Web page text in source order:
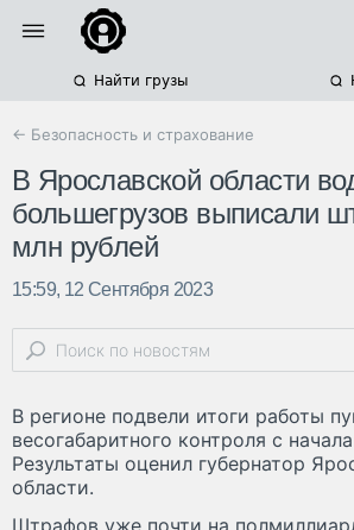
Найти грузы
← Безопасность и страхование
В Ярославской области
большегрузов выписали
млн рублей
15:59, 12 Сентября 2023
В регионе подвели итоги работы
весогабаритного контроля с
Результаты оценил губернатор
области.